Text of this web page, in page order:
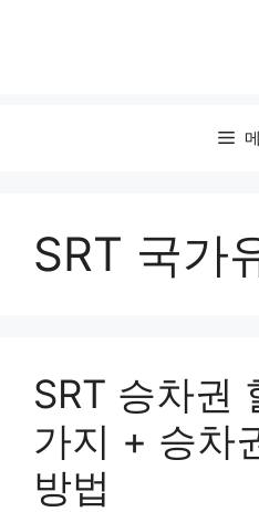
SRT 국가
SRT 승차권
가지 + 승차
방법